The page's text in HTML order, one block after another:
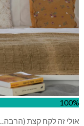
100%
אולי זה לקח קצת